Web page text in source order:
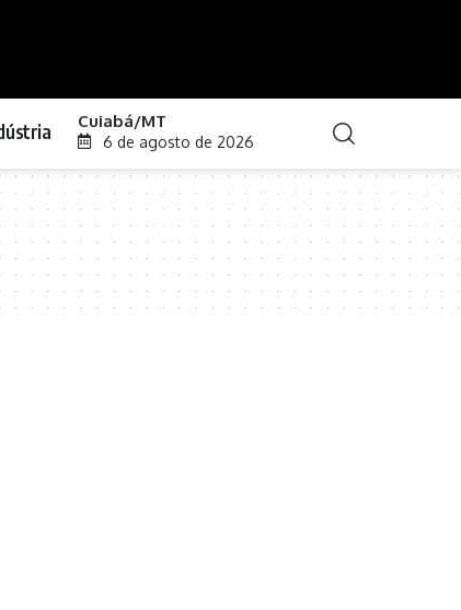
Cuiabá/MT
6 de agosto de 2026